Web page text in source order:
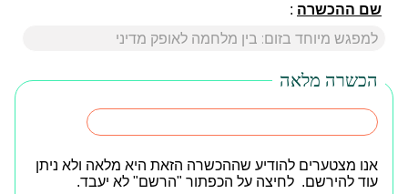
שם ההכשרה :
הכשרה מלאה
אנו מצטערים להודיע שההכשרה הזאת היא מלאה ולא ניתן
עוד להירשם. לחיצה על הכפתור "הרשם" לא יעבד.